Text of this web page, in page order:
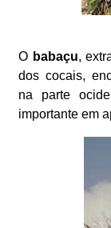
O babaçu,
dos cocais,
na parte
importante em